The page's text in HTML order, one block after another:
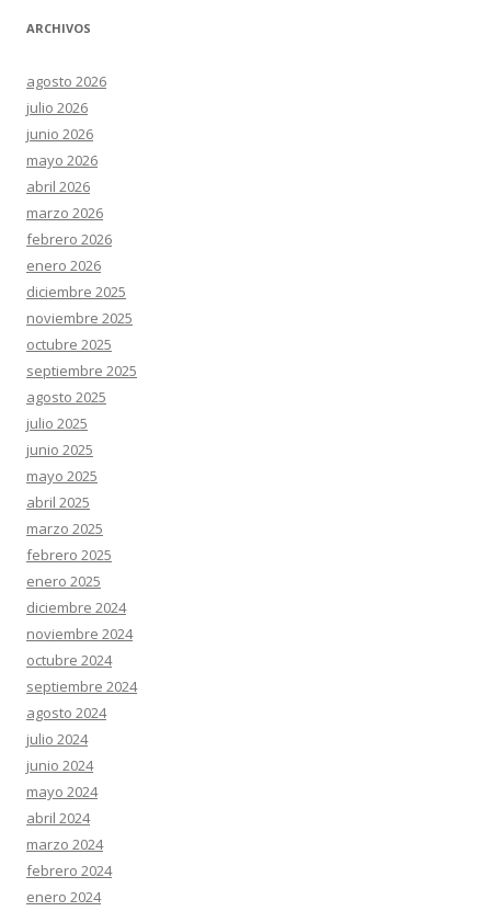
ARCHIVOS
agosto 2026
julio 2026
junio 2026
mayo 2026
abril 2026
marzo 2026
febrero 2026
enero 2026
diciembre 2025
noviembre 2025
octubre 2025
septiembre 2025
agosto 2025
julio 2025
junio 2025
mayo 2025
abril 2025
marzo 2025
febrero 2025
enero 2025
diciembre 2024
noviembre 2024
octubre 2024
septiembre 2024
agosto 2024
julio 2024
junio 2024
mayo 2024
abril 2024
marzo 2024
febrero 2024
enero 2024